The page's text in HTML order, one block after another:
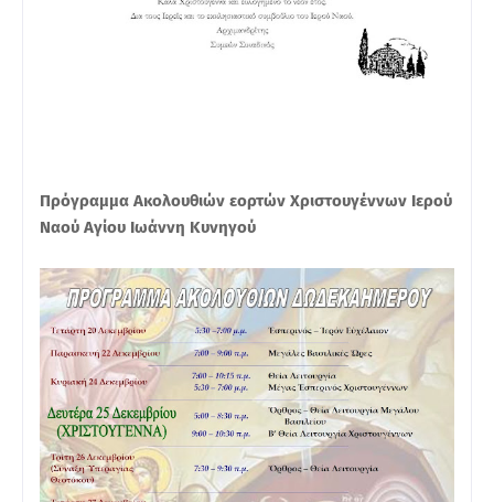
Πρόγραμμα Ακολουθιών εορτών Χριστουγέννων Ιερού
Ναού Αγίου Ιωάννη Κυνηγού